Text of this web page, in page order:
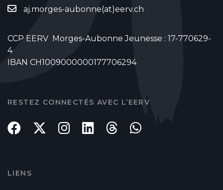
aj.morges-aubonne(at)eerv.ch
CCP EERV Morges-Aubonne Jeunesse : 17-770629-
4
IBAN CH1009000000177706294
RESTEZ CONNECTÉS AVEC L’EERV
LIENS